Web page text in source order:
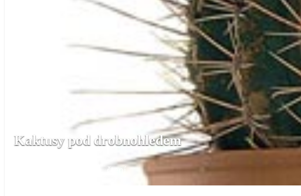
Kaktusy pod drobnohledem
3 min. čtení